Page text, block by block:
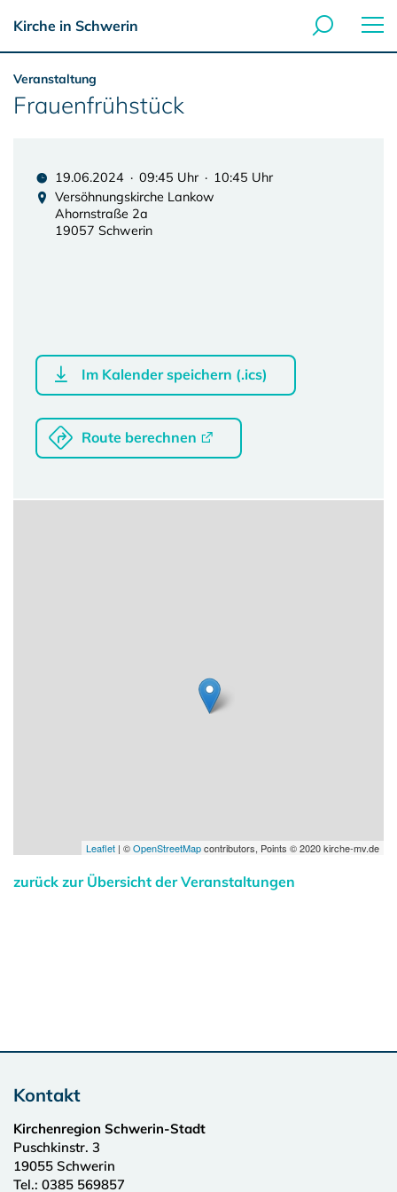
Kirche in Schwerin
Veranstaltung
Frauenfrühstück
19.06.2024 · 09:45 Uhr · 10:45 Uhr
Versöhnungskirche Lankow
Ahornstraße 2a
19057 Schwerin
Im Kalender speichern (.ics)
Route berechnen
Leaflet | ©OpenStreetMapcontributors, Points © 2020 kirche-mv.de
zurück zur Übersicht der Veranstaltungen
Kontakt
Kirchenregion Schwerin-Stadt
Puschkinstr. 3
19055 Schwerin
Tel.: 0385 569857